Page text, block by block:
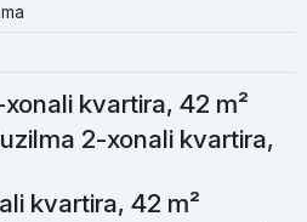
kvartira, 42 m²
2-xonali kvartira,
kvartira, 42 m²